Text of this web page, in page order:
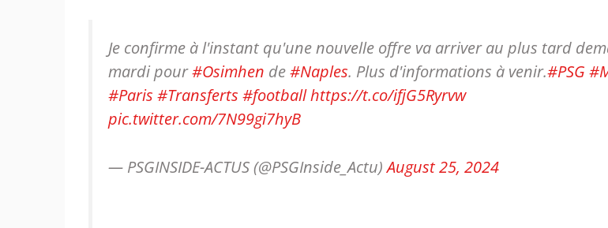
Je confirme à l'instant qu'une nouvelle offre va arriver au plus tard
mardi pour#Osimhen de#Naples. Plus d'informations à venir.#PSG
#Paris #Transferts #footballhttps://t.co/ifjG5Ryrvw
pic.twitter.com/7N99gi7hyB
— PSGINSIDE-ACTUS (@PSGInside_Actu)August 25, 2024